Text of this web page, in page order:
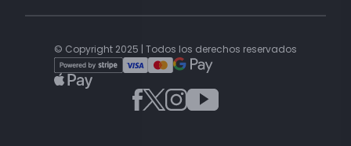
© Copyright 2025 | Todos los derechos reservados